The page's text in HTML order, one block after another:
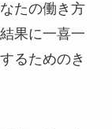
たの働き方
果に一喜一
るためのき